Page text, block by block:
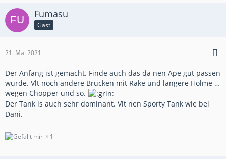
Fumasu
Gast
21. Mai 2021
Der Anfang ist gemacht. Finde auch das da nen Ape gut passen
würde. Vlt noch andere Brücken mit Rake und längere Holme …
wegen Chopper und so.
Der Tank is auch sehr dominant. Vlt nen Sporty Tank wie bei
Dani.
1